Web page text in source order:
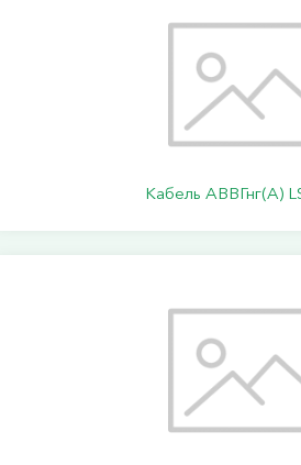
Кабель АВВГнг(А)